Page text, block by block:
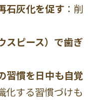
石灰化を促す ：削
スピース）で歯ぎ
習慣を日中も自覚
化する習慣づけも